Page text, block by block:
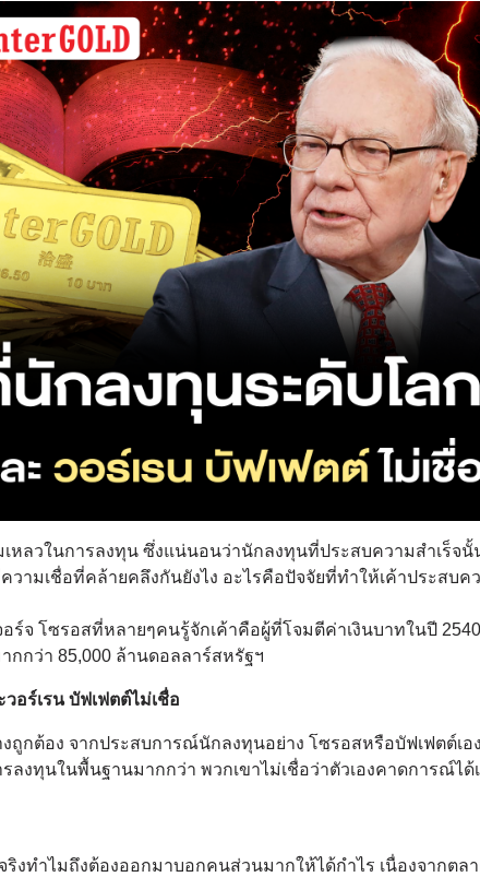
เหลวในการลงทุน ซึ่งแน่นอนว่านักลงทุนที่ประสบความสำเร็จนั้
วามเชื่อที่คล้ายคลึงกันยังไง อะไรคือปัจจัยที่ทำให้เค้าประสบค
ร์จ โซรอสที่หลายๆคนรู้จักเค้าคือผู้ที่โจมตีค่าเงินบาทในปี 2540
กว่า 85,000 ล้านดอลลาร์สหรัฐฯ
อร์เรน บัฟเฟตต์ไม่เชื่อ
ถูกต้อง จากประสบการณ์นักลงทุนอย่าง โซรอสหรือบัฟเฟตต์เอ
ลงทุนในพื้นฐานมากกว่า พวกเขาไม่เชื่อว่าตัวเองคาดการณ์ได้
ริงทำไมถึงต้องออกมาบอกคนส่วนมากให้ได้กำไร เนื่องจากตล